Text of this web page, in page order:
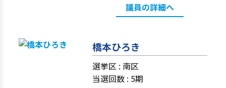
議員の詳細へ
橋本ひろき
選挙区 : 南区
当選回数 : 5期